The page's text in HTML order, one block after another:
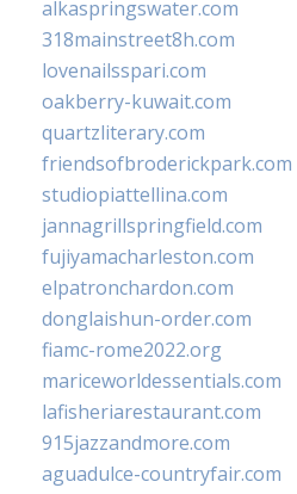
alkaspringswater.com
318mainstreet8h.com
lovenailsspari.com
oakberry-kuwait.com
quartzliterary.com
friendsofbroderickpark.com
studiopiattellina.com
jannagrillspringfield.com
fujiyamacharleston.com
elpatronchardon.com
donglaishun-order.com
fiamc-rome2022.org
mariceworldessentials.com
lafisheriarestaurant.com
915jazzandmore.com
aguadulce-countryfair.com